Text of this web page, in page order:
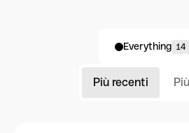
Everything 14
Più recenti